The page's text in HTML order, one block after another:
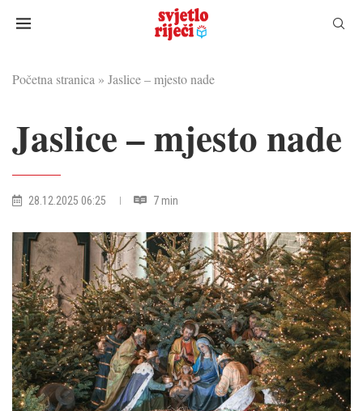
Početna stranica » Jaslice – mjesto nade
Jaslice – mjesto nade
28.12.2025 06:25 7 min